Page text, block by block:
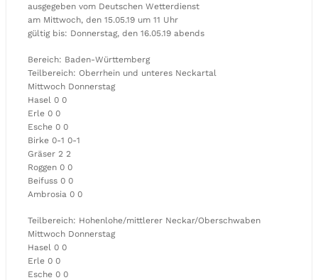
ausgegeben vom Deutschen Wetterdienst
am Mittwoch, den 15.05.19 um 11 Uhr
gültig bis: Donnerstag, den 16.05.19 abends
Bereich: Baden-Württemberg
Teilbereich: Oberrhein und unteres Neckartal
Mittwoch Donnerstag
Hasel 0 0
Erle 0 0
Esche 0 0
Birke 0-1 0-1
Gräser 2 2
Roggen 0 0
Beifuss 0 0
Ambrosia 0 0
Teilbereich: Hohenlohe/mittlerer Neckar/Oberschwaben
Mittwoch Donnerstag
Hasel 0 0
Erle 0 0
Esche 0 0